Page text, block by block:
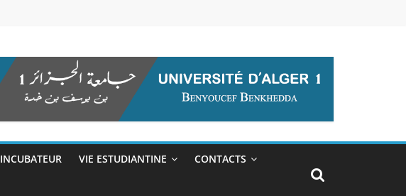
INCUBATEUR VIE ESTUDIANTINE CONTACTS